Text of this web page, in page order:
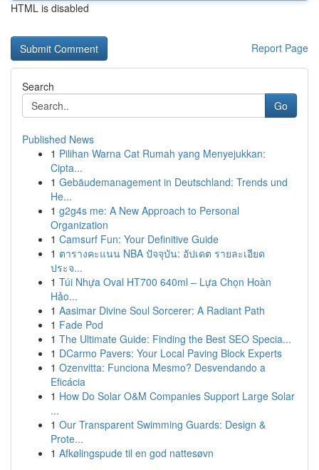
HTML is disabled
Report Page
Search
Go
Published News
1 Pilihan Warna Cat Rumah yang Menyejukkan:
Cipta...
1 Gebäudemanagement in Deutschland: Trends und
He...
1 g2g4s me: A New Approach to Personal
Organization
1 Camsurf Fun: Your Definitive Guide
1 ตารางคะแนน NBA ปัจจุบัน: อัปเดต รายละเอียด
ประจ...
1 Túi Nhựa Oval HT700 640ml – Lựa Chọn Hoàn
Hảo...
1 Aasimar Divine Soul Sorcerer: A Radiant Path
1 Fade Pod
1 The Ultimate Guide: Finding the Best SEO Specia...
1 DCarmo Pavers: Your Local Paving Block Experts
1 Ozenvitta: Funciona Mesmo? Desvendando a
Eficácia
1 How Do Solar O&M Companies Support Large Solar
...
1 Our Transparent Swimming Guards: Design &
Prote...
1 Afkølingspude til en god nattesøvn